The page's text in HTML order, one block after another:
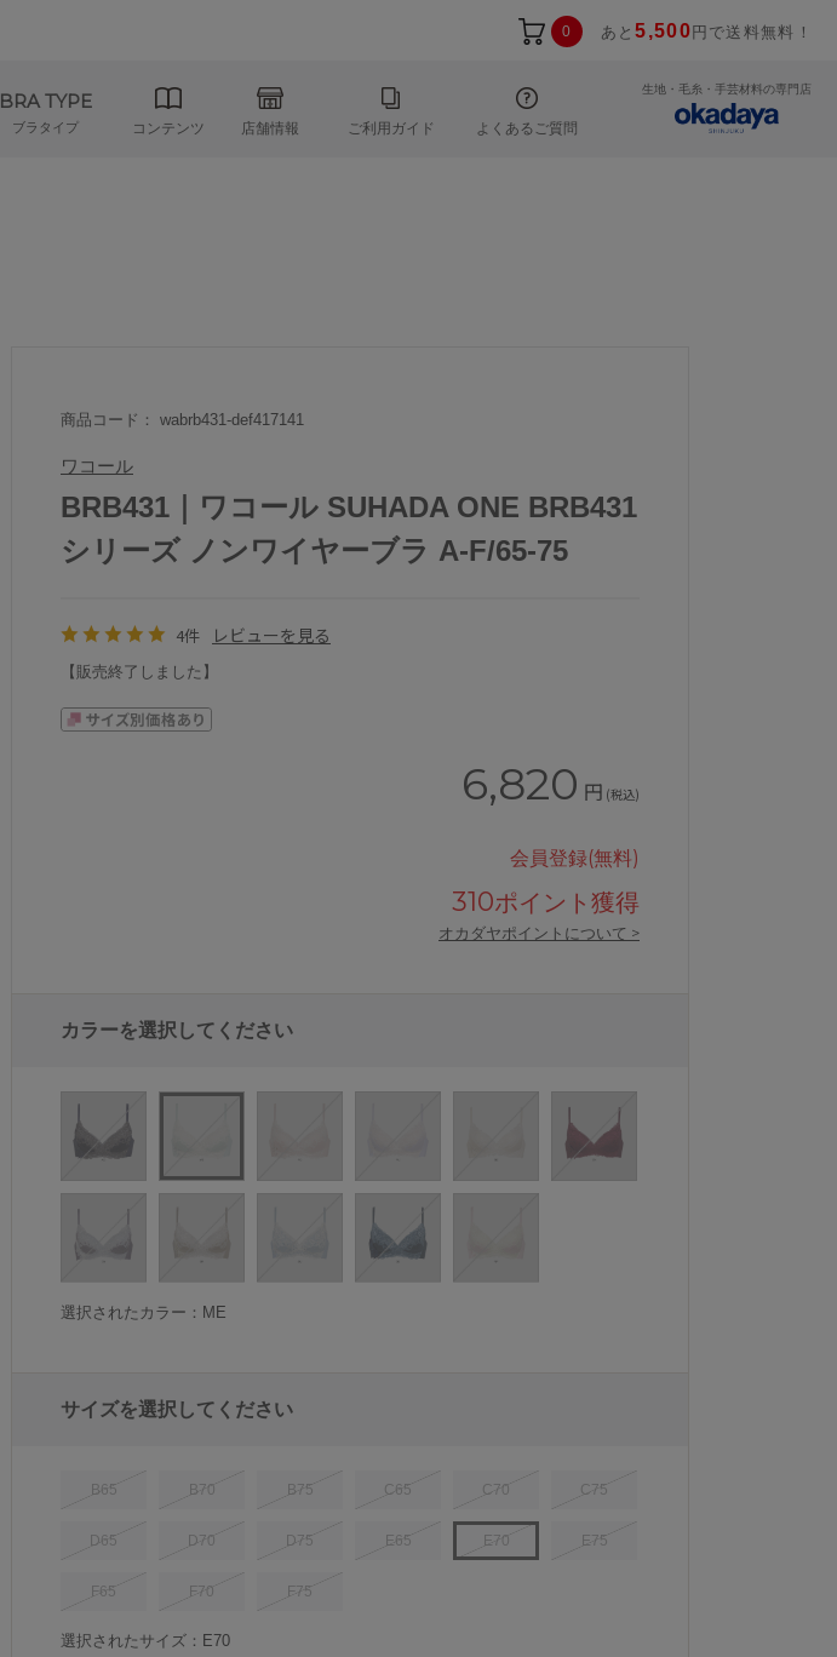
0 あと5,500 円で送料無料！
BRA TYPE
ブラタイプ コンテンツ 店舗情報 ご利用ガイド よくあるご質問
生地・毛糸・手芸材料の専門店
商品コード： wabrb431-def417141
ワコール
BRB431｜ワコール SUHADA ONE BRB431
シリーズ ノンワイヤーブラ A-F/65-75
4件 レビューを見る
【販売終了しました】
6,820 円 (税込)
会員登録(無料)
310ポイント獲得
オカダヤポイントについて >
カラーを選択してください
選択されたカラー：ME
サイズを選択してください
B65 B70 B75 C65 C70 C75
D65 D70 D75 E65 E70 E75
F65 F70 F75
選択されたサイズ：E70